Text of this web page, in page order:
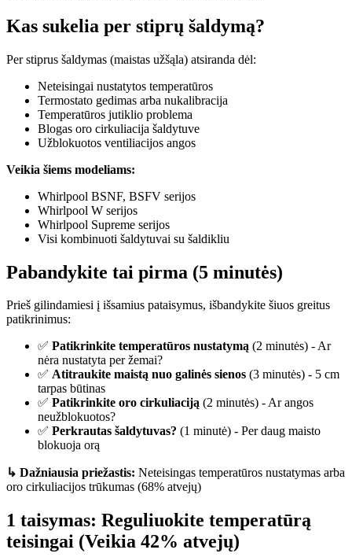
Kas sukelia per stiprų šaldymą?
Per stiprus šaldymas (maistas užšąla) atsiranda dėl:
Neteisingai nustatytos temperatūros
Termostato gedimas arba nukalibracija
Temperatūros jutiklio problema
Blogas oro cirkuliacija šaldytuve
Užblokuotos ventiliacijos angos
Veikia šiems modeliams:
Whirlpool BSNF, BSFV serijos
Whirlpool W serijos
Whirlpool Supreme serijos
Visi kombinuoti šaldytuvai su šaldikliu
Pabandykite tai pirma (5 minutės)
Prieš gilindamiesi į išsamius pataisymus, išbandykite šiuos greitus
patikrinimus:
✅ Patikrinkite temperatūros nustatymą (2 minutės) - Ar
nėra nustatyta per žemai?
✅ Atitraukite maistą nuo galinės sienos (3 minutės) - 5 cm
tarpas būtinas
✅ Patikrinkite oro cirkuliaciją (2 minutės) - Ar angos
neužblokuotos?
✅ Perkrautas šaldytuvas? (1 minutė) - Per daug maisto
blokuoja orą
↳ Dažniausia priežastis: Neteisingas temperatūros nustatymas arba
oro cirkuliacijos trūkumas (68% atvejų)
1 taisymas: Reguliuokite temperatūrą
teisingai (Veikia 42% atvejų)